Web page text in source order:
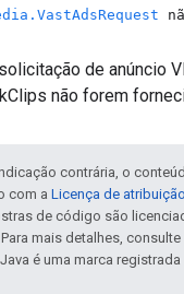
de anúncio
não forem
contrária, o
com a Licença de
de código são
Para mais detalhes, consulte
é uma marca